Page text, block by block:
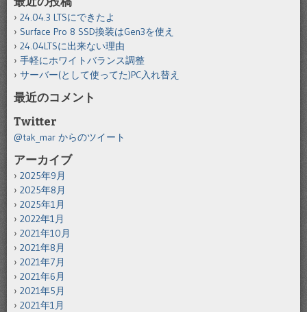
24.04.3 LTSにできたよ
Surface Pro 8 SSD換装はGen3を使え
24.04LTSに出来ない理由
手軽にホワイトバランス調整
サーバー(として使ってた)PC入れ替え
最近のコメント
Twitter
@tak_mar からのツイート
アーカイブ
2025年9月
2025年8月
2025年1月
2022年1月
2021年10月
2021年8月
2021年7月
2021年6月
2021年5月
2021年1月